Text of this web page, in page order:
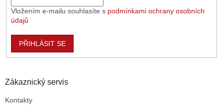
Vložením e-mailu souhlasíte s podmínkami ochrany osobních
údajů
PŘIHLÁSIT SE
Zákaznický servis
Kontakty